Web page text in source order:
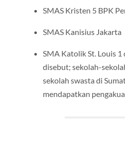
SMAS Kristen 5 BPK
SMAS Kanisius Jakarta
SMA Katolik St. Louis
disebut; sekolah-
sekolah swasta di
mendapatkan